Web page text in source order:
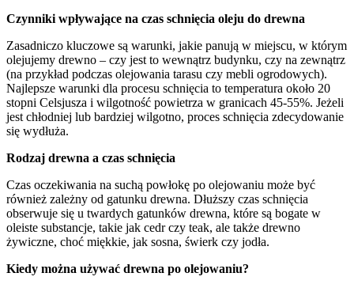
Czynniki wpływające na czas schnięcia oleju do drewna
Zasadniczo kluczowe są warunki, jakie panują w miejscu, w którym
olejujemy drewno – czy jest to wewnątrz budynku, czy na zewnątrz
(na przykład podczas olejowania tarasu czy mebli ogrodowych).
Najlepsze warunki dla procesu schnięcia to temperatura około 20
stopni Celsjusza i wilgotność powietrza w granicach 45-55%. Jeżeli
jest chłodniej lub bardziej wilgotno, proces schnięcia zdecydowanie
się wydłuża.
Rodzaj drewna a czas schnięcia
Czas oczekiwania na suchą powłokę po olejowaniu może być
również zależny od gatunku drewna. Dłuższy czas schnięcia
obserwuje się u twardych gatunków drewna, które są bogate w
oleiste substancje, takie jak cedr czy teak, ale także drewno
żywiczne, choć miękkie, jak sosna, świerk czy jodła.
Kiedy można używać drewna po olejowaniu?